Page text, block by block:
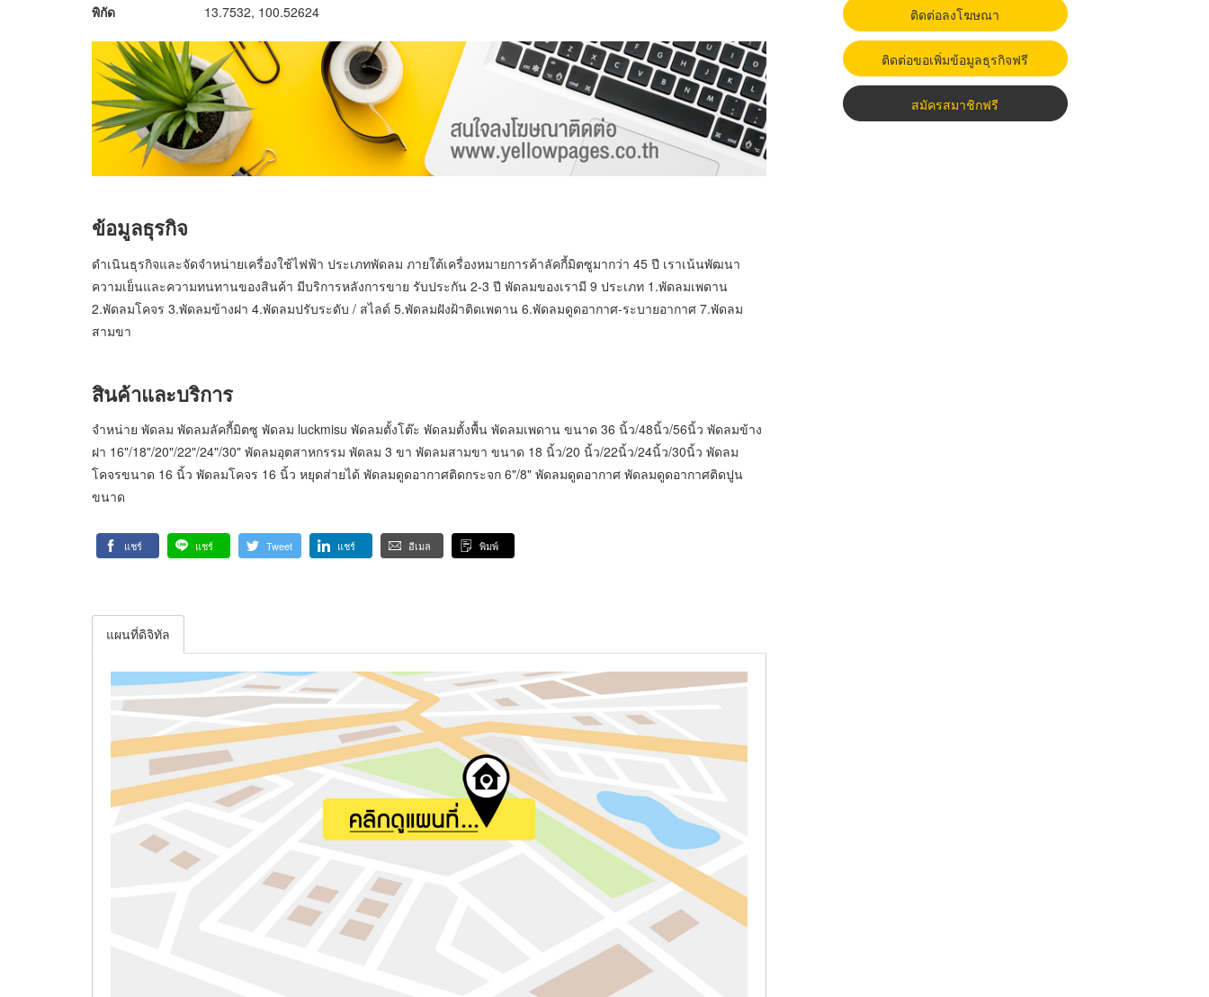
พิกัด 13.7532, 100.52624
ข้อมูลธุรกิจ
ดำเนินธุรกิจและจัดจำหน่ายเครื่องใช้ไฟฟ้า ประเภทพัดลม ภายใต้เครื่องหมายการค้าลัคกี้มิตซูมากว่า 45 ปี เราเน้นพัฒนา
ความเย็นและความทนทานของสินค้า มีบริการหลังการขาย รับประกัน 2-3 ปี พัดลมของเรามี 9 ประเภท 1.พัดลมเพดาน
2.พัดลมโคจร 3.พัดลมข้างฝา 4.พัดลมปรับระดับ / สไลด์ 5.พัดลมฝังฝ้าติดเพดาน 6.พัดลมดูดอากาศ-ระบายอากาศ 7.พัดลม
สามขา
สินค้าและบริการ
จำหน่าย พัดลม พัดลมลัคกี้มิตซู พัดลม luckmisu พัดลมตั้งโต๊ะ พัดลมตั้งพื้น พัดลมเพดาน ขนาด 36 นิ้ว/48นิ้ว/56นิ้ว พัดลมข้าง
ฝา 16"/18"/20"/22"/24"/30" พัดลมอุตสาหกรรม พัดลม 3 ขา พัดลมสามขา ขนาด 18 นิ้ว/20 นิ้ว/22นิ้ว/24นิ้ว/30นิ้ว พัดลม
โคจรขนาด 16 นิ้ว พัดลมโคจร 16 นิ้ว หยุดส่ายได้ พัดลมดูดอากาศติดกระจก 6"/8" พัดลมดูดอากาศ พัดลมดูดอากาศติดปูน
ขนาด
แชร์ แชร์ Tweet แชร์ อีเมล พิมพ์
แผนที่ดิจิทัล
ติดต่อลงโฆษณา
ติดต่อขอเพิ่มข้อมูลธุรกิจฟรี
สมัครสมาชิกฟรี